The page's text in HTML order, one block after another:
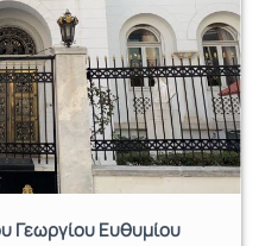
Γεωργίου Ευθυμίου